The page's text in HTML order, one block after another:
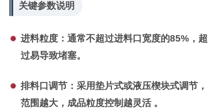
‌关键参数说明
‌进料粒度‌：通常不超过进料口宽度的85%，超
过易导致堵塞。
‌排料口调节‌：采用垫片式或液压楔块式调节，
范围越大，成品粒度控制越灵活 。